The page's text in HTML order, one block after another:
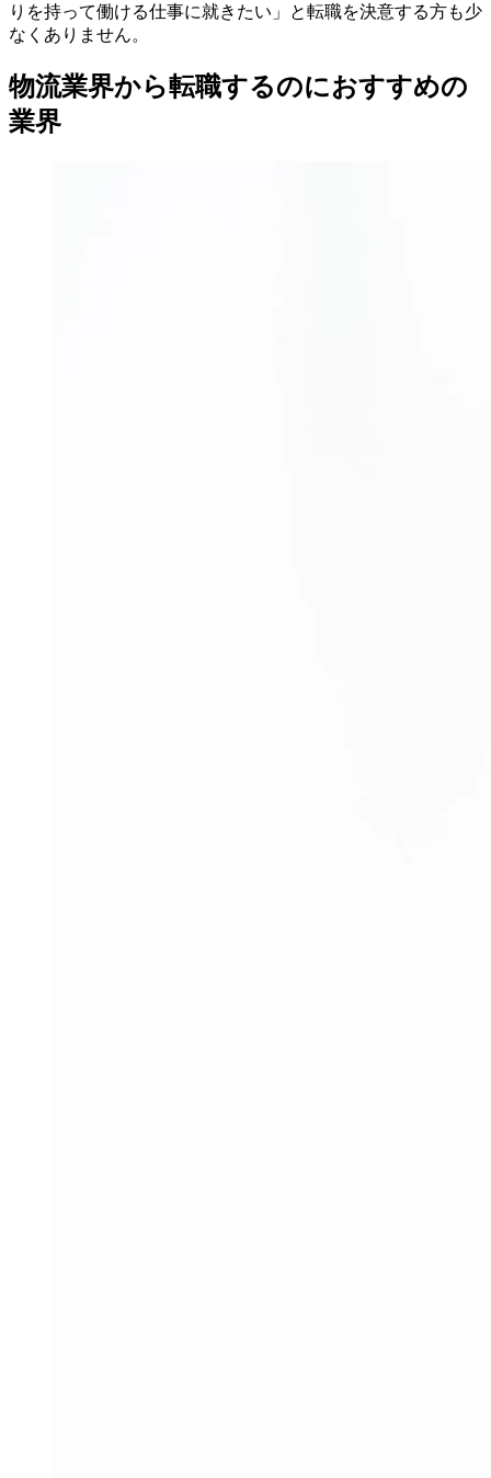
りを持って働ける仕事に就きたい」と転職を決意する方も少
なくありません。
物流業界から転職するのにおすすめの
業界